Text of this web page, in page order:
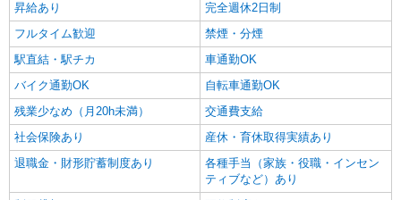
昇給あり
完全週休2日制
フルタイム歓迎
禁煙・分煙
駅直結・駅チカ
車通勤OK
バイク通勤OK
自転車通勤OK
残業少なめ（月20h未満）
交通費支給
社会保険あり
産休・育休取得実績あり
退職金・財形貯蓄制度あり
各種手当（家族・役職・インセン
ティブなど）あり